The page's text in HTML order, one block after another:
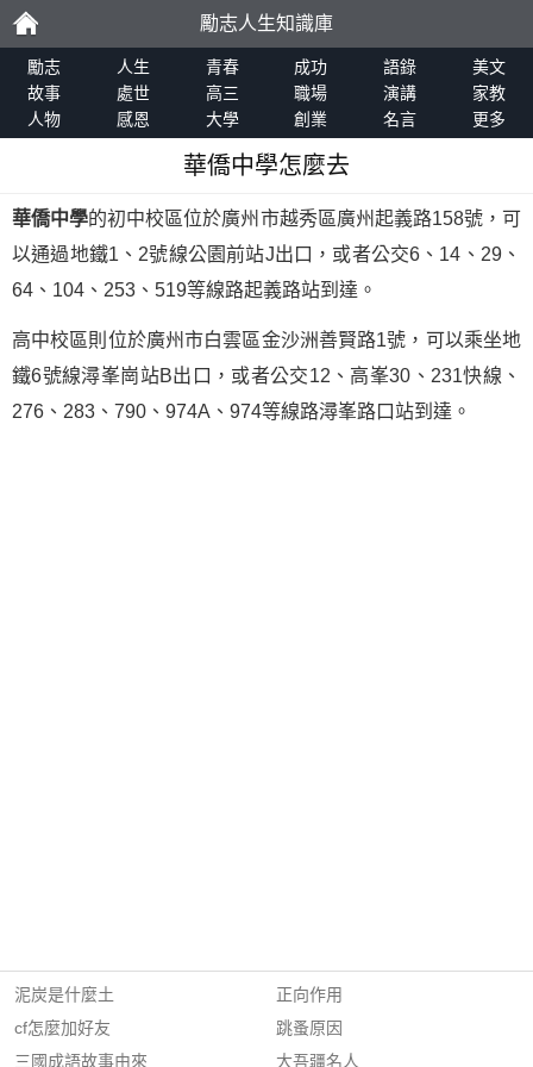
勵
志
勵志人生知識庫
勵志 人生 青春 成功 語錄
美文
故事
處世 高三 職場 演講
家教
人物
感恩 大學 創業 名言 更多
華僑中學怎麼去
華僑中學的初中校區位於廣州市越秀區廣州起義路158號，可
以通過地鐵1、2號線公園前站J出口，或者公交6、14、29、
64、104、253、519等線路起義路站到達。
高中校區則位於廣州市白雲區金沙洲善賢路1號，可以乘坐地
鐵6號線潯峯崗站B出口，或者公交12、高峯30、231快線、
276、283、790、974A、974等線路潯峯路口站到達。
泥炭是什麼土
cf怎麼加好友
三國成語故事由來
正向作用
跳蚤原因
大吾疆名人